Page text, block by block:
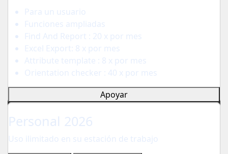
Para un usuario
Funciones ampliadas
Find And Report : 20 x por mes
Excel Export: 8 x por mes
Attribute template : 8 x por mes
Orientation checker : 40 x por mes
Apoyar
Personal 2026
Uso ilimitado en su estación de trabajo